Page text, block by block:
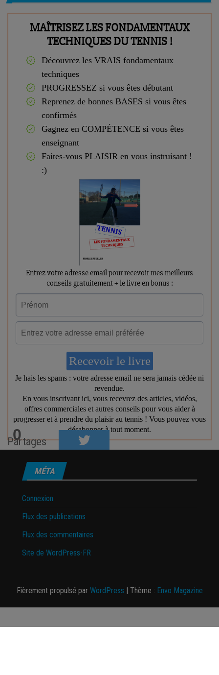
0
Partages
MÉTA
Connexion
Flux des publications
Flux des commentaires
Site de WordPress-FR
Fièrement propulsé par WordPress | Thème : Envo Magazine